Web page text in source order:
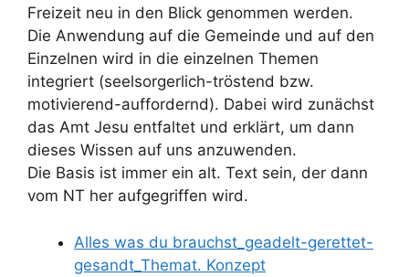
Freizeit neu in den Blick genommen werden.
Die Anwendung auf die Gemeinde und auf den
Einzelnen wird in die einzelnen Themen
integriert (seelsorgerlich-tröstend bzw.
motivierend-auffordernd). Dabei wird zunächst
das Amt Jesu entfaltet und erklärt, um dann
dieses Wissen auf uns anzuwenden.
Die Basis ist immer ein alt. Text sein, der dann
vom NT her aufgegriffen wird.
Alles was du brauchst_geadelt-gerettet-
gesandt_Themat. Konzept